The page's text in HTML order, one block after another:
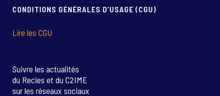
CONDITIONS GÉNÉRALES D’USAGE (CGU)
Lire les CGU
Suivre les actualités
du Recies et du C2IME
sur les réseaux sociaux